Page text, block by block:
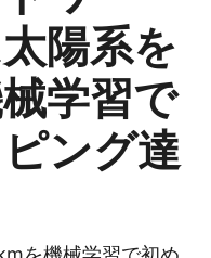
陽系を
学習で
ング達